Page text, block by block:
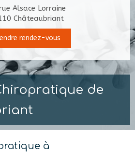
Alsace Lorraine
Châteaubriant
rendez-vous
de
à